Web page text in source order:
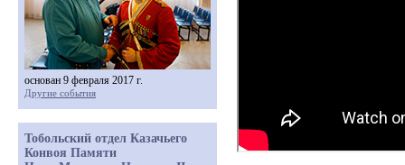
основан 9 февраля 2017 г.
Другие события
Тобольский отдел Казачьего
Конвоя Памяти